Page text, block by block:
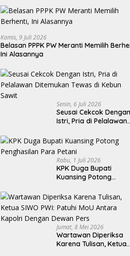
Kamis, 9 Juli 2026
Belasan PPPK PW Meranti Memilih
Ini Alasannya
Senin, 6 Juli 2026
Seusai Cekcok Dengan
Istri, Pria di Pelalawan
Kebun Sawit
Rabu, 1 Juli 2026
KPK Duga Bupati
Kuansing Potong
Jumat, 8 Mei 2026
Wartawan Diperiksa
Karena Tulisan, Ketua